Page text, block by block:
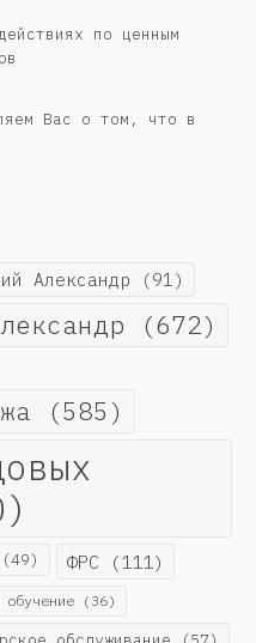
по ценным
Вас о том, что в
Александр (91)
(672)
(585)
(49) ФРС (111)
обучение (36)